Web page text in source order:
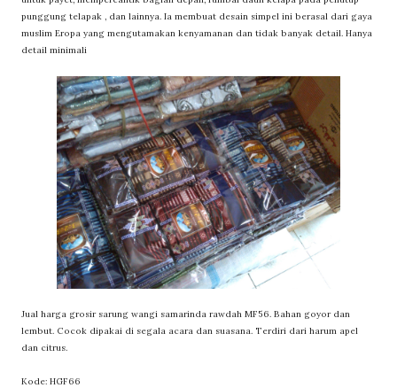
punggung telapak , dan lainnya. Ia membuat desain simpel ini berasal dari gaya
muslim Eropa yang mengutamakan kenyamanan dan tidak banyak detail. Hanya
detail minimali
Jual harga grosir sarung wangi samarinda rawdah MF56. Bahan goyor dan
lembut. Cocok dipakai di segala acara dan suasana. Terdiri dari harum apel
dan citrus.
Kode: HGF66